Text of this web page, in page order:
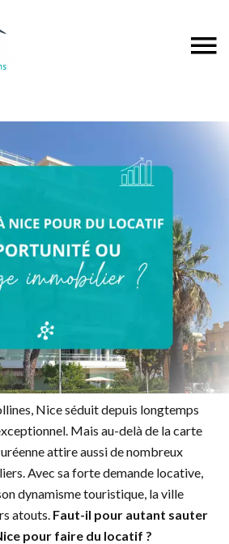
Nice séduit depuis longtemps
Mais au-delà de la carte
attire aussi de nombreux
Avec sa forte demande locative,
dynamisme touristique, la ville
atouts. Faut-il pour autant sauter
pour faire du locatif ?